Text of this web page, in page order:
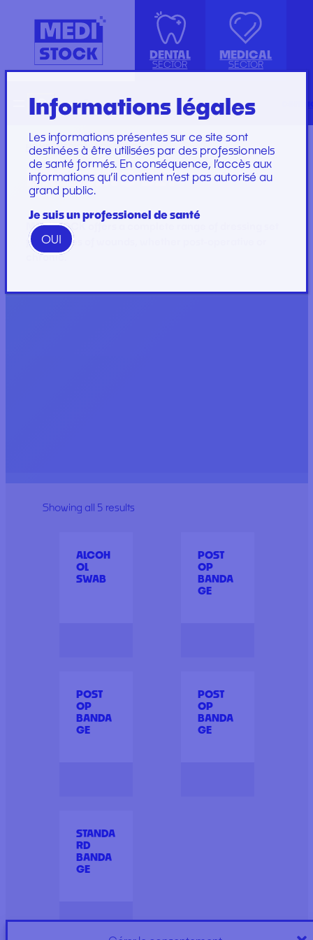
DENTAL
SECTOR
ISOLATION GOWN WITH COTTON
CUFFS
KIT INSTRUMENTS
LABORATOIRE
PLATEAU
PROTECTION
RESTORATION AND
GAMME
MEDICAL
SECTOR
ACCESSORIES
INJECTION, PRÉLÈVEMENT ET
PERFUSION
CONSOMMABLES
GYNECOLOGY
PROTECTION ET HYGIÈNE
DRESSING SET
PERFUSION SET
CARE SET
SUTURE SET
CARE AND
DRESSINGS
RechercheFrançais
HOME/MEDICAL / DRESSING SET
DRESSING SET
MEDISTOCK offers a complete range of dressing set
for all types of wounds, whether post-operative or
chronic.
Showing all 5 results
ALCOH
OL
SWAB
POST
OP
BANDA
GE
POST
OP
BANDA
GE
POST
OP
BANDA
GE
STANDA
RD
BANDA
GE
Informations légales
Les informations présentes sur ce site sont
destinées à être utilisées par des professionnels
de santé formés. En conséquence, l’accès aux
informations qu’il contient n’est pas autorisé au
grand public.
Je suis un professionel de santé
OUI